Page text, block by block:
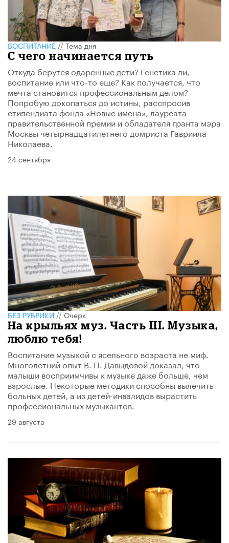
ВОСПИТАНИЕ//Тема дня
С чего начинается путь
Откуда берутся одаренные дети? Генетика ли,
воспитание или что-то еще? Как получается, что
мечта становится профессиональным делом?
Попробую докопаться до истины, расспросив
стипендиата фонда «Новые имена», лауреата
правительственной премии и обладателя гранта мэра
Москвы четырнадцатилетнего домриста Гавриила
Николаева.
24 сентября
БЕЗ РУБРИКИ//Очерк
На крыльях муз. Часть III. Музыка,
люблю тебя!
Воспитание музыкой с ясельного возраста не миф.
Многолетний опыт В. П. Давыдовой доказал, что
малыши восприимчивы к музыке даже больше, чем
взрослые. Некоторые методики способны вылечить
больных детей, а из детей-инвалидов вырастить
профессиональных музыкантов.
29 августа